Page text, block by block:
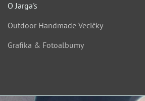
O Jarga's
Outdoor Handmade Vecičky
Grafika & Fotoalbumy